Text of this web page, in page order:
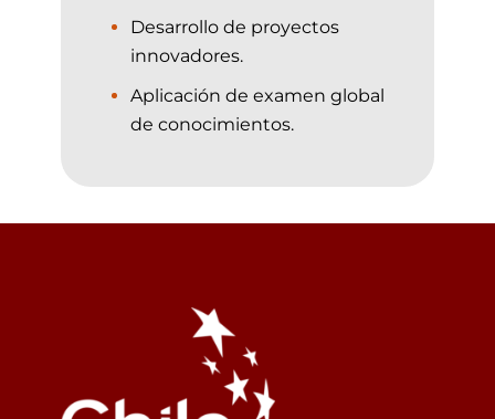
Desarrollo de proyectos
innovadores.
Aplicación de examen global
de conocimientos.